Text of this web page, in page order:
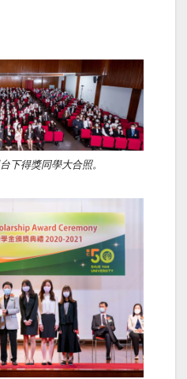
下得獎同學大合照。